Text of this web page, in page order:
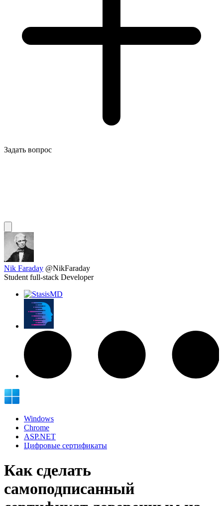
Задать вопрос
Nik Faraday @NikFaraday
Student full-stack Developer
Windows
Chrome
ASP.NET
Цифровые сертификаты
Как сделать
самоподписанный